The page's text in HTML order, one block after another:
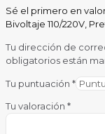
Sé el primero en
Bivoltaje 110/220V,
Tu dirección de
obligatorios están
Tu puntuación *
Tu valoración *